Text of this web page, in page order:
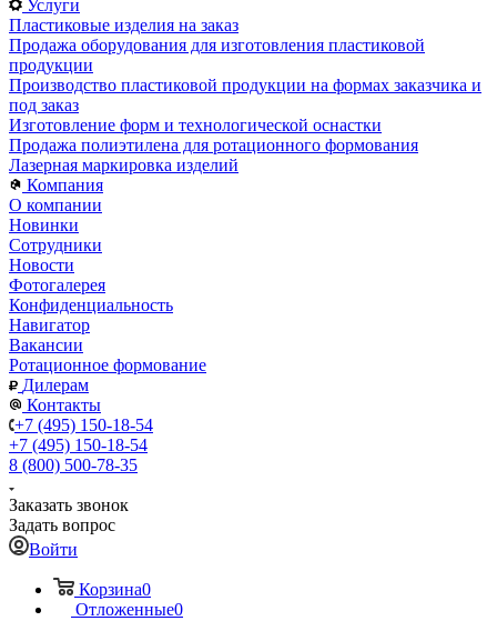
Услуги
Пластиковые изделия на заказ
Продажа оборудования для изготовления пластиковой
продукции
Производство пластиковой продукции на формах заказчика и
под заказ
Изготовление форм и технологической оснастки
Продажа полиэтилена для ротационного формования
Лазерная маркировка изделий
Компания
О компании
Новинки
Сотрудники
Новости
Фотогалерея
Конфиденциальность
Навигатор
Вакансии
Ротационное формование
Дилерам
Контакты
+7 (495) 150-18-54
+7 (495) 150-18-54
8 (800) 500-78-35
Заказать звонок
Задать вопрос
Войти
Корзина0
Отложенные0